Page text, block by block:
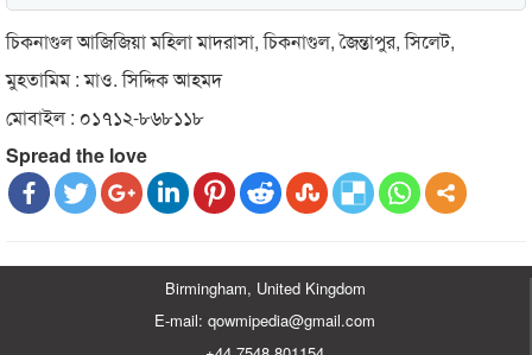
চিকনাগুল আজিজিয়া মহিলা মাদরাসা, চিকনাগুল, জৈন্তাপুর, সিলেট,
মুহতামিম : মাও. সিদ্দিক আহমদ
মোবাইল : ০১৭১২-৮৬৮১১৮
Spread the love
Birmingham, United Kingdom
E-mail: qowmipedia@gmail.com